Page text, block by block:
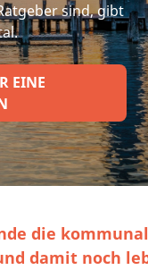
sind, gibt
EINE
die
damit noch